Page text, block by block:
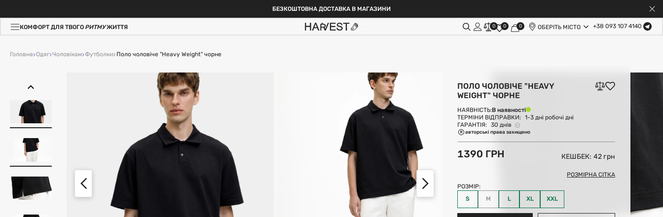
БЕЗКОШТОВНА ДОСТАВКА В МАГАЗИНИ
КОМФОРТ ДЛЯ ТВОГОРИТМУЖИТТЯ 0 0 0 ОБЕРІТЬ МІСТО +38 093 107 4140
Головна Одяг Чоловікам Футболки Поло чоловіче "Heavy Weight" чорне
ПОЛО ЧОЛОВІЧЕ "HEAVY
WEIGHT" ЧОРНЕ
НАЯВНІСТЬ:В наявності
ТЕРМІНИ ВІДПРАВКИ: 1-3 дні робочі дні
ГАРАНТІЯ: 30 днів
авторські права захищено
1390 ГРН КЕШБЕК: 42грн
РОЗМІРНА СІТКА
РОЗМІР:
S
M L XL XXL